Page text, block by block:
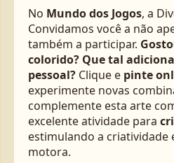
No Mundo dos Jogos, a
Convidamos você a não
também a participar.
colorido? Que tal
pessoal? Clique e pinte
experimente novas
complemente esta arte
excelente atividade para
estimulando a criatividade
motora.